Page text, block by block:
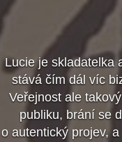
Lucie je skladatelka
stává čím dál víc
Veřejnost ale
publiku, brání se
o autentický projev,